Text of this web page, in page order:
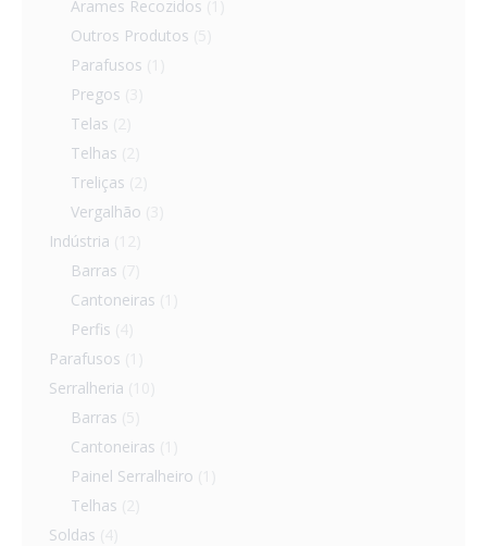
Arames Recozidos
Outros Produtos
Parafusos
Pregos
Telas
Telhas
Treliças
Vergalhão
Indústria
Barras
Cantoneiras
Perfis
Parafusos
Serralheria
Barras
Cantoneiras
Painel Serralheiro
Telhas
Soldas